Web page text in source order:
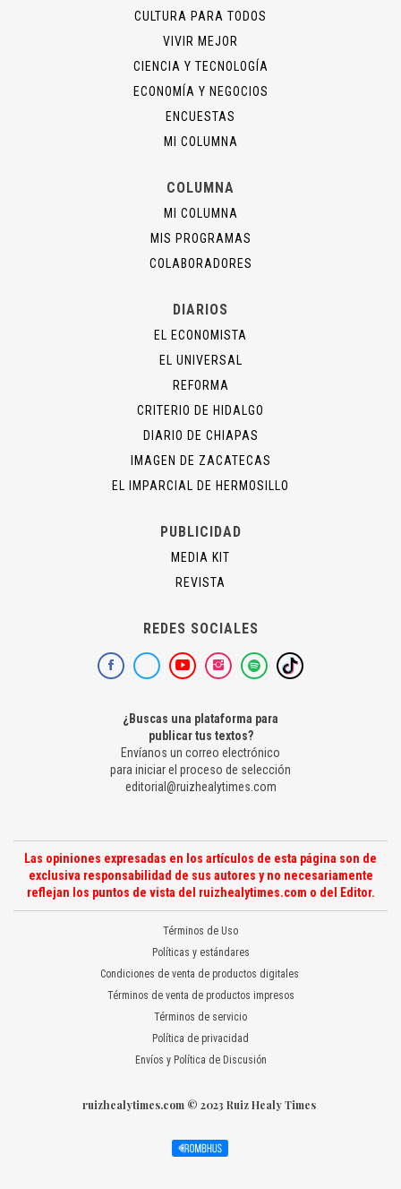
CULTURA PARA TODOS
VIVIR MEJOR
CIENCIA Y TECNOLOGÍA
ECONOMÍA Y NEGOCIOS
ENCUESTAS
MI COLUMNA
COLUMNA
MI COLUMNA
MIS PROGRAMAS
COLABORADORES
DIARIOS
EL ECONOMISTA
EL UNIVERSAL
REFORMA
CRITERIO DE HIDALGO
DIARIO DE CHIAPAS
IMAGEN DE ZACATECAS
EL IMPARCIAL DE HERMOSILLO
PUBLICIDAD
MEDIA KIT
REVISTA
REDES SOCIALES
¿Buscas una plataforma para
publicar tus textos?
Envíanos un correo electrónico
para iniciar el proceso de selección
editorial@ruizhealytimes.com
Las opiniones expresadas en los artículos de esta página son de
exclusiva responsabilidad de sus autores y no necesariamente
reflejan los puntos de vista del ruizhealytimes.com o del Editor.
Términos de Uso
Políticas y estándares
Condiciones de venta de productos digitales
Términos de venta de productos impresos
Términos de servicio
Política de privacidad
Envíos y Política de Discusión
ruizhealytimes.com © 2023 Ruiz Healy Times